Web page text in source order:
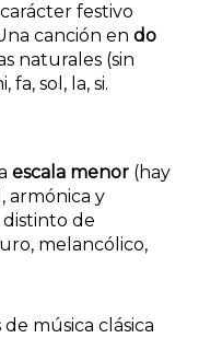
festivo
canción en do
naturales (sin
fa, sol, la, si.
escala menor (hay
armónica y
de
melancólico,
de música clásica